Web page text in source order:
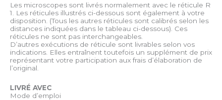
Les microscopes sont livrés normalement avec le réticule R
1. Les réticules illustrés ci-dessous sont également à votre
disposition. (Tous les autres réticules sont calibrés selon les
distances indiquées dans le tableau ci-dessous). Ces
réticules ne sont pas interchangeables.
D’autres exécutions de réticule sont livrables selon vos
indications. Elles entraînent toutefois un supplément de prix
représentant votre participation aux frais d’élaboration de
l’original.
LIVRÉ AVEC
Mode d’emploi